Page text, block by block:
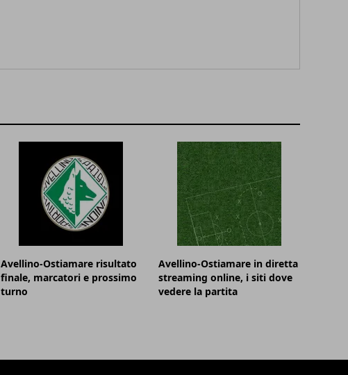
Avellino-Ostiamare risultato
finale, marcatori e prossimo
turno
Avellino-Ostiamare in diretta
streaming online, i siti dove
vedere la partita